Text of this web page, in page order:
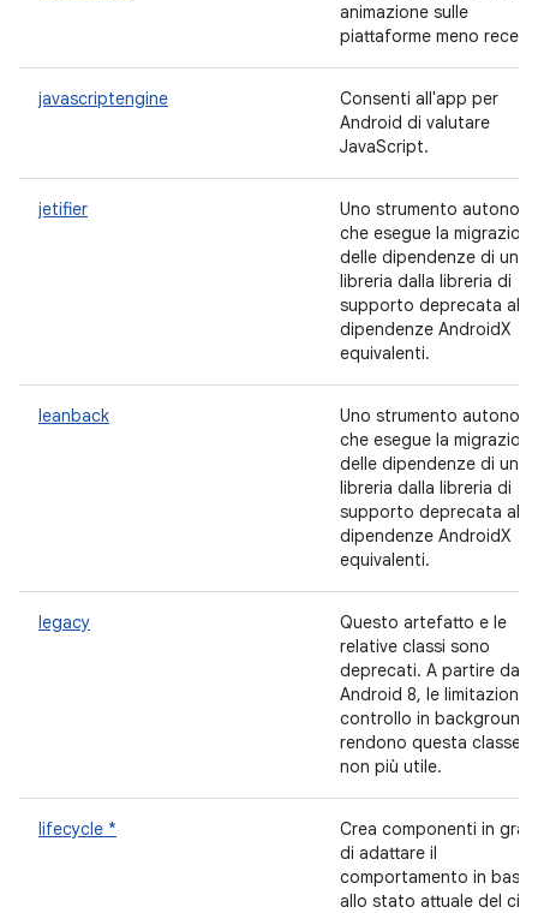
animazione sulle
piattaforme meno
javascriptengine
Consenti all'app per
Android di valutare
JavaScript.
jetifier
Uno strumento
che esegue la
delle dipendenze di una
libreria dalla libreria di
supporto deprecata alle
dipendenze AndroidX
equivalenti.
leanback
Uno strumento
che esegue la
delle dipendenze di una
libreria dalla libreria di
supporto deprecata alle
dipendenze AndroidX
equivalenti.
legacy
Questo artefatto e le
relative classi sono
deprecati. A partire da
Android 8, le limitazioni
controllo in background
rendono questa classe
non più utile.
lifecycle *
Crea componenti in
di adattare il
comportamento in base
allo stato attuale del